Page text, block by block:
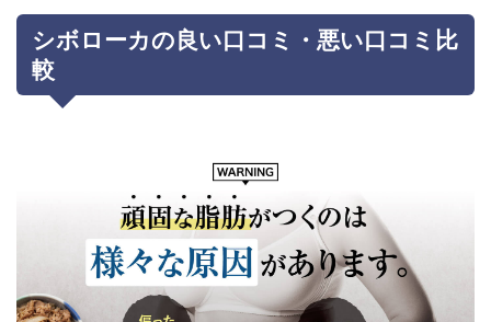
シボローカの良い口コミ・悪い口コミ比
較